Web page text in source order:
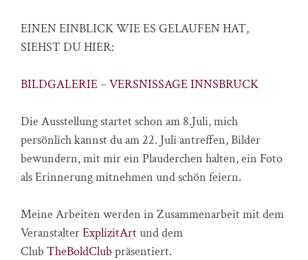
EINEN EINBLICK WIE ES GELAUFEN HAT,
SIEHST DU HIER:
BILDGALERIE – VERSNISSAGE INNSBRUCK
Die Ausstellung startet schon am 8.Juli, mich
persönlich kannst du am 22. Juli antreffen, Bilder
bewundern, mit mir ein Plauderchen halten, ein Foto
als Erinnerung mitnehmen und schön feiern.
Meine Arbeiten werden in Zusammenarbeit mit dem
VeranstalterExplizitArtund dem
Club TheBoldClub präsentiert.